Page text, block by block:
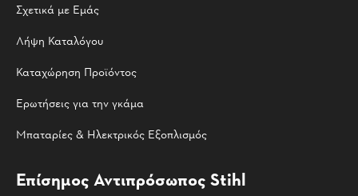
Σχετικά με Εμάς
Λήψη Καταλόγου
Καταχώρηση Προϊόντος
Ερωτήσεις για την γκάμα
Μπαταρίες & Ηλεκτρικός Εξοπλισμός
Επίσημος Αντιπρόσωπος Stihl